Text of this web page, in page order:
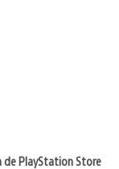
de PlayStation Store